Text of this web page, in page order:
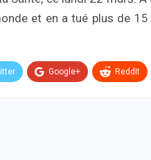
et en a tué plus de 15
Google+ ReddIt